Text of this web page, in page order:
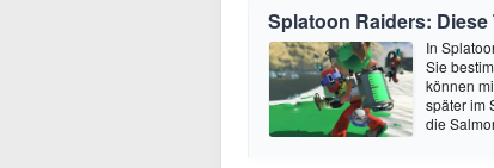
Splatoon Raiders:
In
Sie
können
später im
die